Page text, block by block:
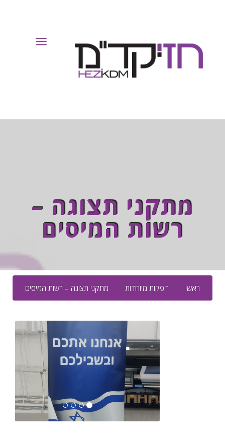
Toggle
מתקני תצוגה –
רשות המיסים
ראשי הפקות מיוחדות מתקני תצוגה – רשות המיסים